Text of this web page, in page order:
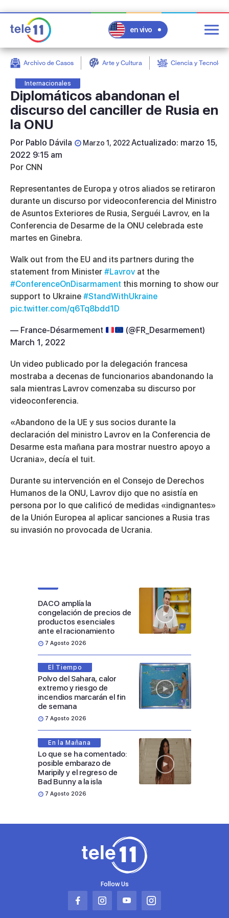
en vivo
Archivo de Casos Arte y Cultura Ciencia y
Internacionales
Diplomáticos abandonan el
discurso del canciller de Rusia en
la ONU
Por Pablo Dávila Marzo 1, 2022Actualizado: marzo 15,
2022 9:15 am
Por CNN
Representantes de Europa y otros aliados se retiraron
durante un discurso por videoconferencia del Ministro
de Asuntos Exteriores de Rusia, Serguéi Lavrov, en la
Conferencia de Desarme de la ONU celebrada este
martes en Ginebra.
Walk out from the EU and its partners during the
statement from Minister #Lavrov at the
#ConferenceOnDisarmament this morning to show our
support to Ukraine #StandWithUkraine
pic.twitter.com/q6Tq8bdd1D
— France-Désarmement
(@FR_Desarmement)
March 1, 2022
Un video publicado por la delegación francesa
mostraba a decenas de funcionarios abandonando la
sala mientras Lavrov comenzaba su discurso por
videoconferencia.
«Abandono de la UE y sus socios durante la
declaración del ministro Lavrov en la Conferencia de
Desarme esta mañana para mostrar nuestro apoyo a
Ucrania», decía el tuit.
Durante su intervención en el Consejo de Derechos
Humanos de la ONU, Lavrov dijo que no asistía en
persona por lo que calificó de medidas «indignantes»
de la Unión Europea al aplicar sanciones a Rusia tras
su invasión no provocada de Ucrania.
DACO amplía la
congelación de precios de
productos esenciales
ante el racionamiento
7 Agosto 2026
El Tiempo
Polvo del Sahara, calor
extremo y riesgo de
incendios marcarán el fin
de semana
7 Agosto 2026
En la Mañana
Lo que se ha comentado:
posible embarazo de
Maripily y el regreso de
Bad Bunny a la isla
7 Agosto 2026
Follow Us
Abrir
Abrir
Abrir
Abrir
post